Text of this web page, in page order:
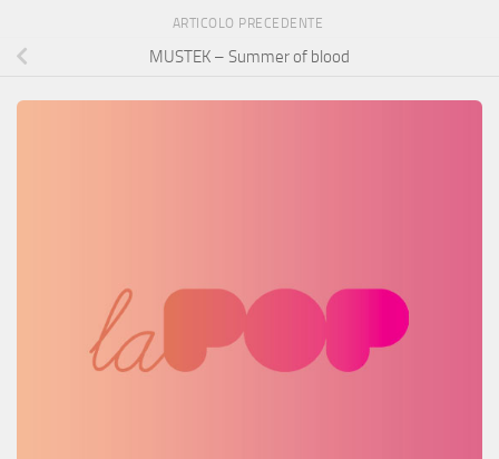
ARTICOLO PRECEDENTE
MUSTEK – Summer of blood